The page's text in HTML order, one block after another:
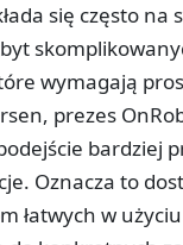
się często na
wymagają
prezes
bardziej
Oznacza to
łatwych w